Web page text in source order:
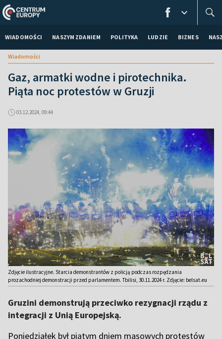
WIADOMOŚCI NASZYM ZDANIEM POLITYKA LUDZIE BIZNES
Wiadomości
Gaz, armatki wodne i pirotechnika.
Piąta noc protestów w Gruzji
03.12.2024, 09:44
Zdjęcie ilustracyjne. Starcia demonstrantów z policją podczas rozpędzania
prozachodniej demonstracji przed parlamentem. Tbilisi, 30.11.2024 r. Zdjęcie: belsat.eu
Gruzini demonstrują przeciwko rezygnacji rządu z
integracji z Unią Europejską.
Poniedziałek był piątym dniem masowych protestów